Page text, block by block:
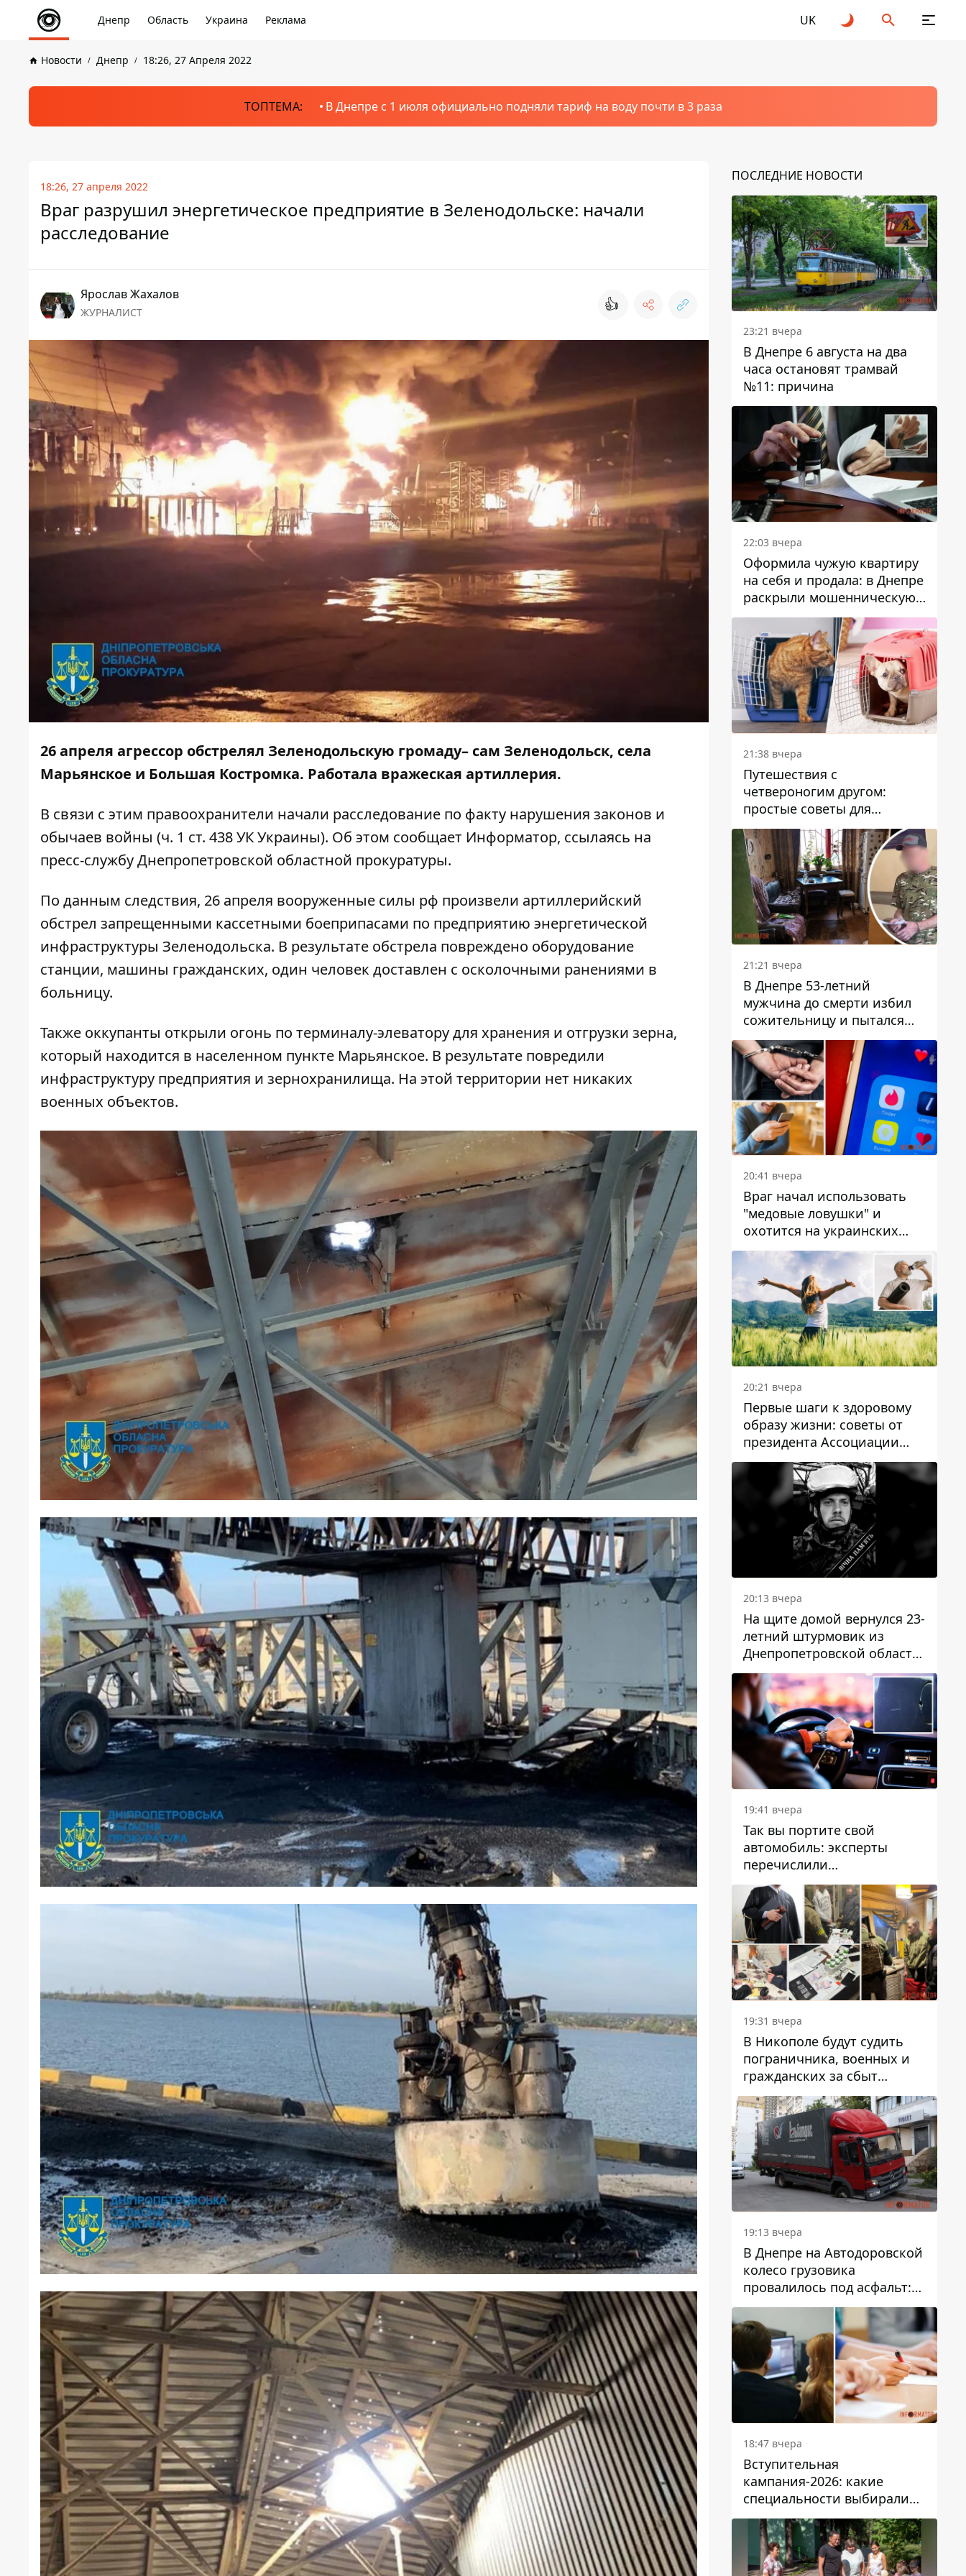
Днепр Область Украина Реклама UK
Новости Днепр 18:26, 27 Апреля 2022
ТОПТЕМА: В Днепре с 1 июля официально подняли тариф на воду почти в 3 раза
18:26, 27 апреля 2022
Враг разрушил энергетическое предприятие в Зеленодольске: начали
расследование
Ярослав Жахалов
ЖУРНАЛИСТ 👍
26 апреля агрессор обстрелял Зеленодольскую громаду– сам Зеленодольск, села
Марьянское и Большая Костромка. Работала вражеская артиллерия.
В связи с этим правоохранители начали расследование по факту нарушения законов и
обычаев войны (ч. 1 ст. 438 УК Украины). Об этом сообщает Информатор, ссылаясь на
пресс-службу Днепропетровской областной прокуратуры.
По данным следствия, 26 апреля вооруженные силы рф произвели артиллерийский
обстрел запрещенными кассетными боеприпасами по предприятию энергетической
инфраструктуры Зеленодольска. В результате обстрела повреждено оборудование
станции, машины гражданских, один человек доставлен с осколочными ранениями в
больницу.
Также оккупанты открыли огонь по терминалу-элеватору для хранения и отгрузки зерна,
который находится в населенном пункте Марьянское. В результате повредили
инфраструктуру предприятия и зернохранилища. На этой территории нет никаких
военных объектов.
ПОСЛЕДНИЕ НОВОСТИ
23:21 вчера
В Днепре 6 августа на два
часа остановят трамвай
№11: причина
22:03 вчера
Оформила чужую квартиру
на себя и продала: в Днепре
раскрыли мошенническую
схему с недвижимостью
21:38 вчера
Путешествия с
четвероногим другом:
простые советы для
поездок с животными
21:21 вчера
В Днепре 53-летний
мужчина до смерти избил
сожительницу и пытался
скрыть преступление:
детали
20:41 вчера
Враг начал использовать
"медовые ловушки" и
охотится на украинских
военнослужащих
20:21 вчера
Первые шаги к здоровому
образу жизни: советы от
президента Ассоциации
диетологов Украины
20:13 вчера
На щите домой вернулся 23-
летний штурмовик из
Днепропетровской области
Богдан Бескровный
19:41 вчера
Так вы портите свой
автомобиль: эксперты
перечислили
распространенные
привычки водителей,
которые на самом деле
вредят машине
19:31 вчера
В Никополе будут судить
пограничника, военных и
гражданских за сбыт
психотропов
19:13 вчера
В Днепре на Автодоровской
колесо грузовика
провалилось под асфальт:
движение заблокировано
18:47 вчера
Вступительная
кампания-2026: какие
специальности выбирали
абитуриенты в Украине